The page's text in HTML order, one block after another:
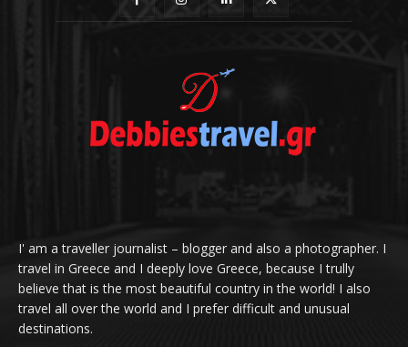
I' am a traveller journalist – blogger and also a photographer. I
travel in Greece and I deeply love Greece, because I trully
believe that is the most beautiful country in the world! I also
travel all over the world and I prefer difficult and unusual
destinations.